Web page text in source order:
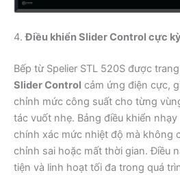
4.Điều khiển Slider Control cực
Bếp từ Spelier STL 520S được
Slider Control cảm ứng điện cực,
chỉnh mức công suất cho từng
tác vuốt nhẹ. Bảng điều khiển
chính xác mức nhiệt độ mà không
chỉnh sai hoặc mất thời gian. Điều
tiện và linh hoạt tối đa trong quá